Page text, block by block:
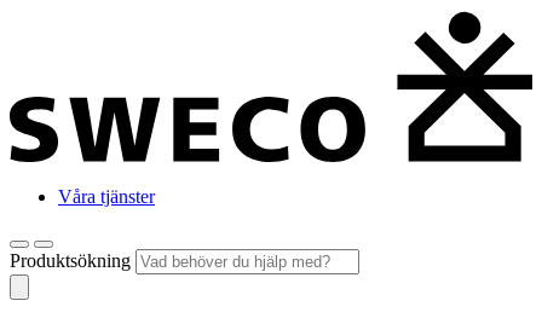
Våra tjänster
Produktsökning